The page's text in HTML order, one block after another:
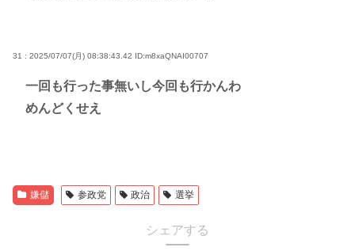
31 : 2025/07/07(月) 08:38:43.42 ID:m8xaQNAI00707
一回も行った事無いし今回も行かんわ
めんどくせえ
嫌儲 参政党 政治 選挙
シェアする